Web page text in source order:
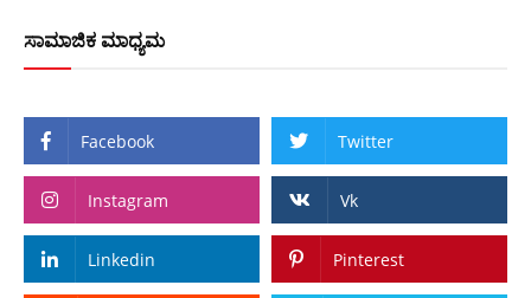
ಸಾಮಾಜಿಕ ಮಾಧ್ಯಮ
Facebook Twitter
Instagram Vk
Linkedin Pinterest